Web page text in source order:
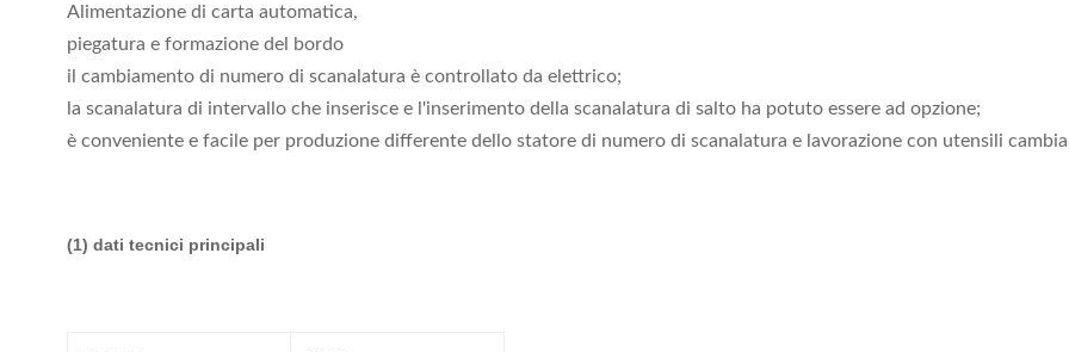
Alimentazione di carta automatica,
piegatura e formazione del bordo
il cambiamento di numero di scanalatura è controllato da elettrico;
la scanalatura di intervallo che inserisce e l'inserimento della scanalatura di salto ha potuto essere ad opzione;
è conveniente e facile per produzione differente dello statore di numero di scanalatura e lavorazione con utensili
(1) dati tecnici principali